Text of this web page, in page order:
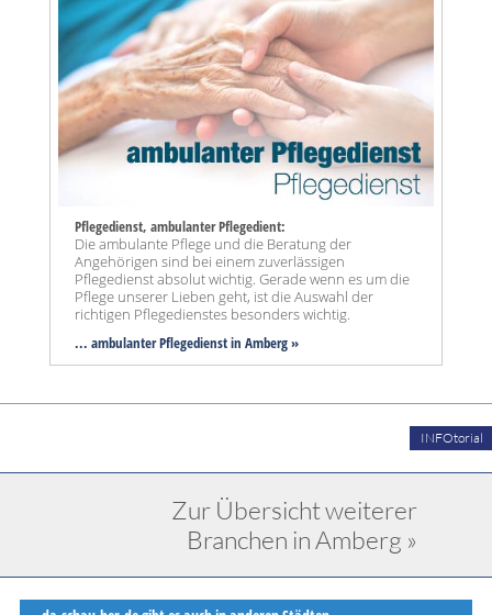
Pflegedienst, ambulanter Pflegedient:
Die ambulante Pflege und die Beratung der
Angehörigen sind bei einem zuverlässigen
Pflegedienst absolut wichtig. Gerade wenn es um die
Pflege unserer Lieben geht, ist die Auswahl der
richtigen Pflegedienstes besonders wichtig.
... ambulanter Pflegedienst in Amberg »
INFOtorial
Zur Übersicht weiterer
Branchen in Amberg »